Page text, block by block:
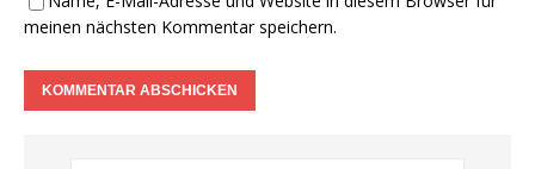
meinen nächsten Kommentar speichern.